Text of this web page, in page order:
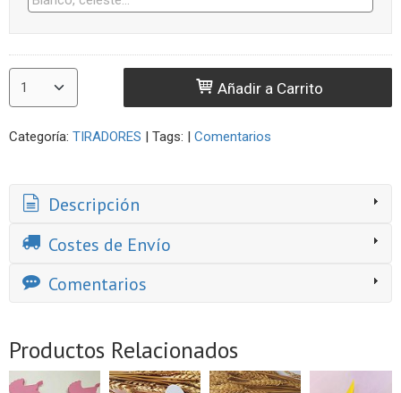
Añadir a Carrito
Categoría: TIRADORES | Tags: | Comentarios
Descripción
Costes de Envío
Comentarios
Productos Relacionados